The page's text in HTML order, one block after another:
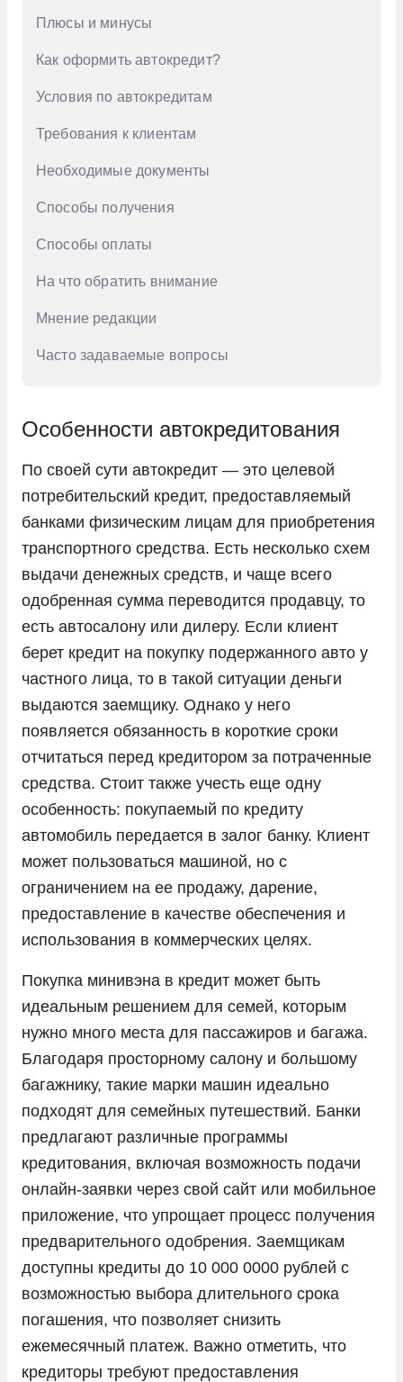
GAC
Geely
Genesis
Haval
Jac
Jaecoo
Jetour
Land Rover
Lexus
Lifan
Livan
Mercedes-Benz
Mini
Mitsubishi
Omoda
Opel
Peugeot
Ram
Skoda
Solaris
Sollers
SsangYong
Subaru
Suzuki
Tank
Volkswagen
Volvo
Плюсы и минусы
Как оформить автокредит?
Условия по автокредитам
Требования к клиентам
Необходимые документы
Способы получения
Способы оплаты
На что обратить внимание
Мнение редакции
Часто задаваемые вопросы
Особенности автокредитования
По своей сути автокредит — это целевой
потребительский кредит, предоставляемый
банками физическим лицам для приобретения
транспортного средства. Есть несколько схем
выдачи денежных средств, и чаще всего
одобренная сумма переводится продавцу, то
есть автосалону или дилеру. Если клиент
берет кредит на покупку подержанного авто у
частного лица, то в такой ситуации деньги
выдаются заемщику. Однако у него
появляется обязанность в короткие сроки
отчитаться перед кредитором за потраченные
средства. Стоит также учесть еще одну
особенность: покупаемый по кредиту
автомобиль передается в залог банку. Клиент
может пользоваться машиной, но с
ограничением на ее продажу, дарение,
предоставление в качестве обеспечения и
использования в коммерческих целях.
Покупка минивэна в кредит может быть
идеальным решением для семей, которым
нужно много места для пассажиров и багажа.
Благодаря просторному салону и большому
багажнику, такие марки машин идеально
подходят для семейных путешествий. Банки
предлагают различные программы
кредитования, включая возможность подачи
онлайн-заявки через свой сайт или мобильное
приложение, что упрощает процесс получения
предварительного одобрения. Заемщикам
доступны кредиты до 10 000 0000 рублей с
возможностью выбора длительного срока
погашения, что позволяет снизить
ежемесячный платеж. Важно отметить, что
кредиторы требуют предоставления